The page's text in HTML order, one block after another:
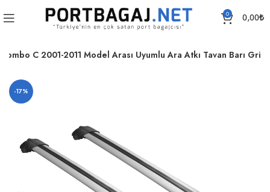
0 0,00₺
C 2001-2011 Model Arası Uyumlu Ara Atkı Tavan Barı Gri
-17%